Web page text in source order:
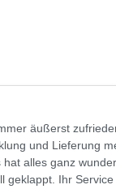
äußerst
und Lieferung
hat alles ganz
geklappt. Ihr